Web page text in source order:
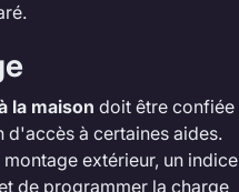
la maison doit être confiée
d'accès à certaines aides.
extérieur, un indice
de programmer la charge